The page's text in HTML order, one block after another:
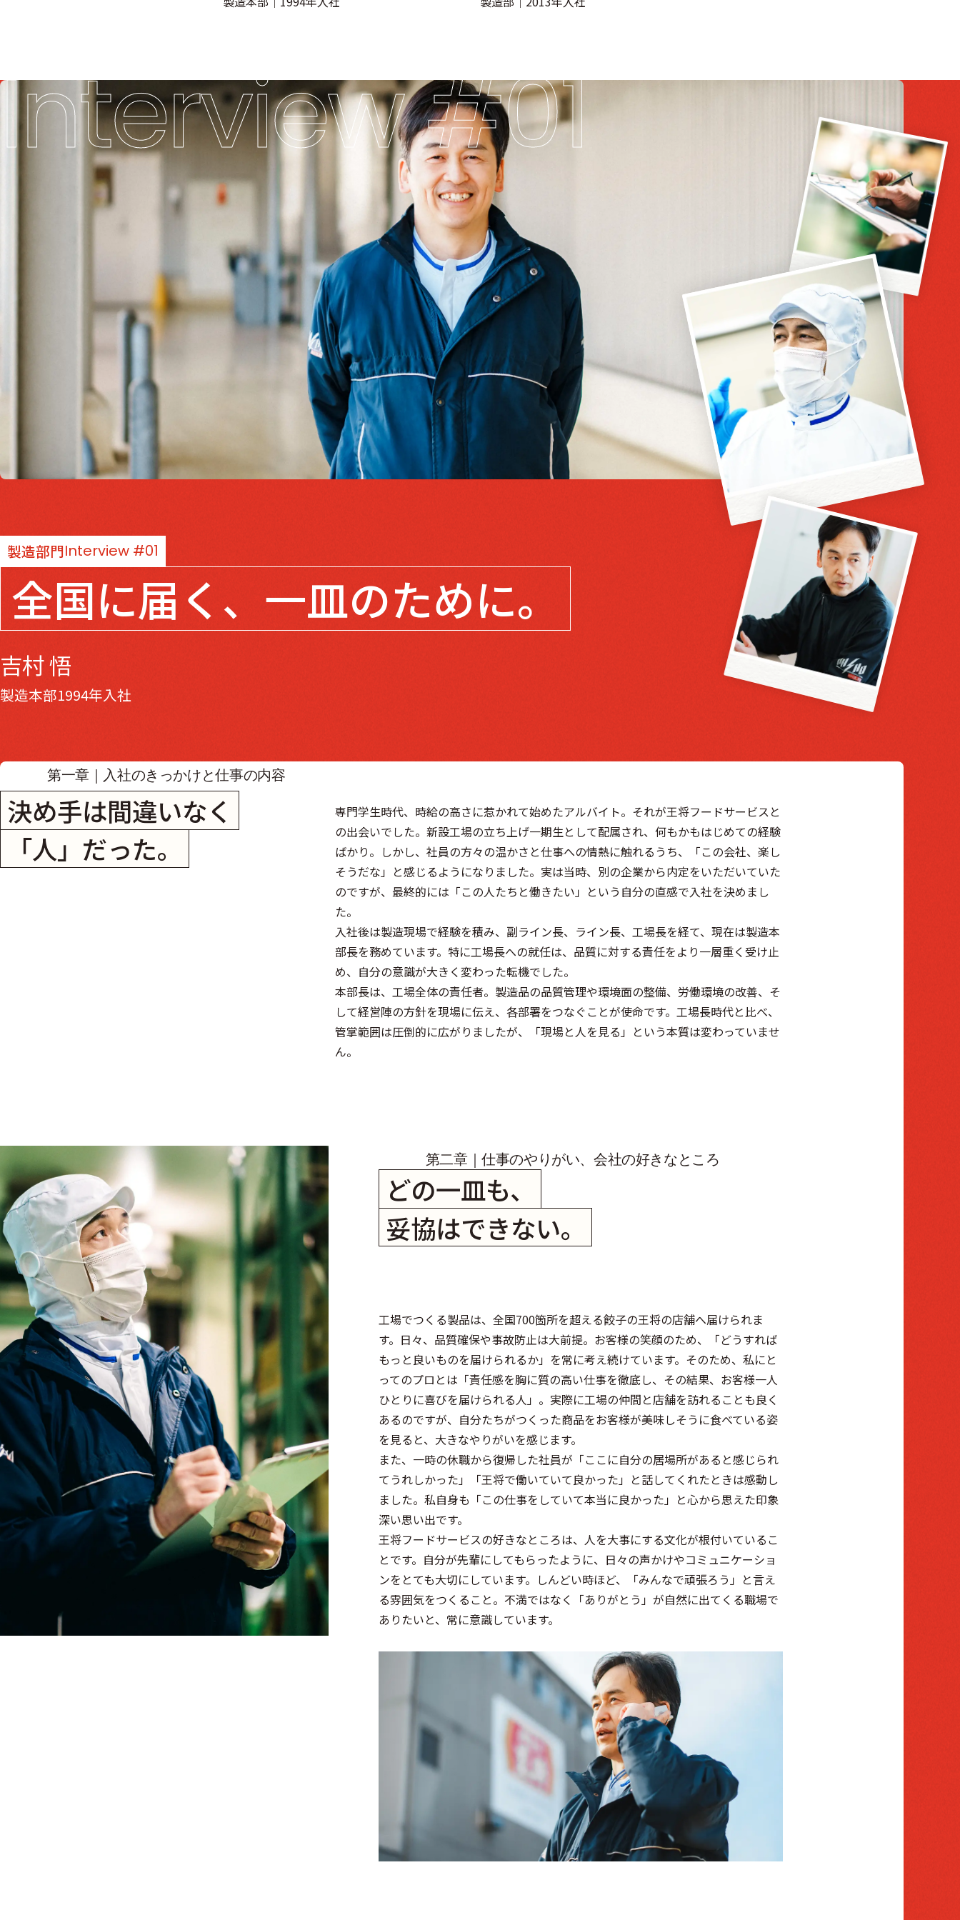
Interview #01
製造部門Interview #01
全国に届く、 一皿のために。
吉村 悟
製造本部1994年入社
第一章｜ 入社のきっかけと仕事の内容
決め手は間違いなく
「人」だった。
専門学生時代、時給の高さに惹かれて始めたアルバイト。それが王将フードサービスと
の出会いでした。新設工場の立ち上げ一期生として配属され、何もかもはじめての経験
ばかり。しかし、社員の方々の温かさと仕事への情熱に触れるうち、「この会社、楽し
そうだな」と感じるようになりました。実は当時、別の企業から内定をいただいていた
のですが、最終的には「この人たちと働きたい」という自分の直感で入社を決めまし
た。
入社後は製造現場で経験を積み、副ライン長、ライン長、工場長を経て、現在は製造本
部長を務めています。特に工場長への就任は、品質に対する責任をより一層重く受け止
め、自分の意識が大きく変わった転機でした。
本部長は、工場全体の責任者。製造品の品質管理や環境面の整備、労働環境の改善、そ
して経営陣の方針を現場に伝え、各部署をつなぐことが使命です。工場長時代と比べ、
管掌範囲は圧倒的に広がりましたが、「現場と人を見る」という本質は変わっていませ
ん。
第二章｜仕事のやりがい、会社の好きなところ
どの一皿も、
妥協はできない。
工場でつくる製品は、全国700箇所を超える餃子の王将の店舗へ届けられま
す。日々、品質確保や事故防止は大前提。お客様の笑顔のため、「どうすれば
もっと良いものを届けられるか」を常に考え続けています。そのため、私にと
ってのプロとは「責任感を胸に質の高い仕事を徹底し、その結果、お客様一人
ひとりに喜びを届けられる人」。実際に工場の仲間と店舗を訪れることも良く
あるのですが、自分たちがつくった商品をお客様が美味しそうに食べている姿
を見ると、大きなやりがいを感じます。
また、一時の休職から復帰した社員が「ここに自分の居場所があると感じられ
てうれしかった」「王将で働いていて良かった」と話してくれたときは感動し
ました。私自身も「この仕事をしていて本当に良かった」と心から思えた印象
深い思い出です。
王将フードサービスの好きなところは、人を大事にする文化が根付いているこ
とです。自分が先輩にしてもらったように、日々の声かけやコミュニケーショ
ンをとても大切にしています。しんどい時ほど、「みんなで頑張ろう」と言え
る雰囲気をつくること。不満ではなく「ありがとう」が自然に出てくる職場で
ありたいと、常に意識しています。